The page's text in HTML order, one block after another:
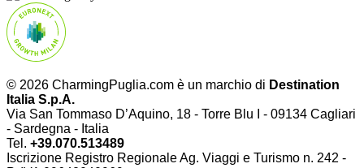
© 2026 CharmingPuglia.com è un marchio di Destination
Italia S.p.A.
Via San Tommaso D’Aquino, 18 - Torre Blu I - 09134 Cagliari
- Sardegna - Italia
Tel. +39.070.513489
Iscrizione Registro Regionale Ag. Viaggi e Turismo n. 242 -